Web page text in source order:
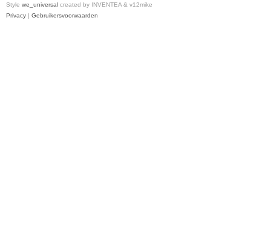
Style we_universal created by INVENTEA & v12mike
Privacy | Gebruikersvoorwaarden